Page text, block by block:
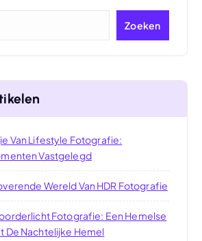
Zoeken
Van Lifestyle Fotografie:
Vastgelegd
Wereld Van HDR Fotografie
Fotografie: Een Hemelse
De Nachtelijke Hemel